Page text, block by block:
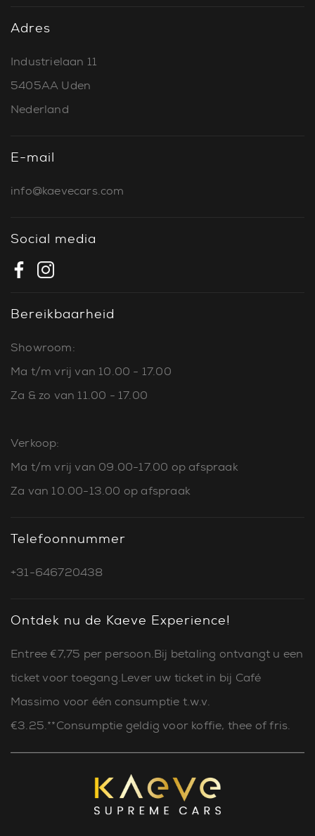
Adres
Industrielaan 11
5405AA Uden
Nederland
E-mail
info@kaevecars.com
Social media
Bereikbaarheid
Showroom:
Ma t/m vrij van 10.00 - 17.00
Za & zo van 11.00 - 17.00
Verkoop:
Ma t/m vrij van 09.00-17.00 op afspraak
Za van 10.00-13.00 op afspraak
Telefoonnummer
+31-646720438
Ontdek nu de Kaeve Experience!
Entree €7,75 per persoon.Bij betaling ontvangt u een
ticket voor toegang.Lever uw ticket in bij Café
Massimo voor één consumptie t.w.v.
€3.25.**Consumptie geldig voor koffie, thee of fris.